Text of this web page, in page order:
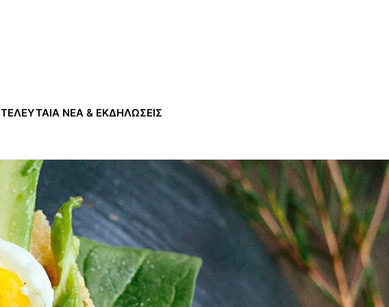
ΤΕΛΕΥΤΑΙΑ ΝΕΑ & ΕΚΔΗΛΩΣΕΙΣ